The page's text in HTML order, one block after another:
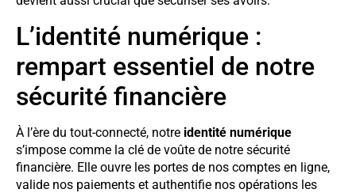
L’identité numérique :
rempart essentiel de notre
sécurité financière
À l’ère du tout-connecté, notre identité numérique
s’impose comme la clé de voûte de notre sécurité
financière. Elle ouvre les portes de nos comptes en ligne,
valide nos paiements et authentifie nos opérations les